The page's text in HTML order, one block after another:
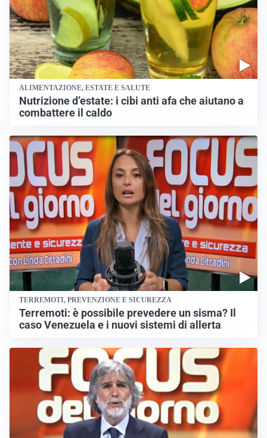
ALIMENTAZIONE, ESTATE E SALUTE
Nutrizione d’estate: i cibi anti afa che aiutano a
combattere il caldo
TERREMOTI, PREVENZIONE E SICUREZZA
Terremoti: è possibile prevedere un sisma? Il
caso Venezuela e i nuovi sistemi di allerta